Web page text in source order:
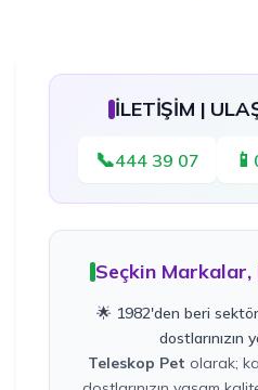
İLETİŞİM |
📞444 39 07 📱
Seçkin
🌟 1982'den beri
dostlarınızın
Teleskop Pet olarak;